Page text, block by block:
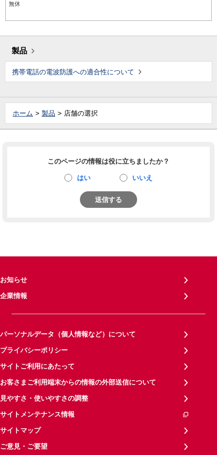
無休
製品
携帯電話の電波防護への適合性について
ホーム 製品 店舗の選択
このページの情報は役に立ちましたか？
はい いいえ
送信する
お知らせ
企業情報
パーソナルデータ（個人情報など）について
プライバシーポリシー
サイトご利用にあたって
お客さまご利用端末からの情報の外部送信について
見やすさ・使いやすさの調整
サイトメンテナンス情報
サイトマップ
ご意見・ご要望